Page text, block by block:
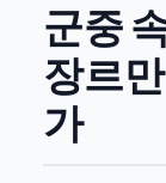
군중
장르
가